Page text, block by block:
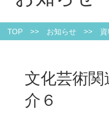
TOP >> お知らせ >>
文化芸術関
介６